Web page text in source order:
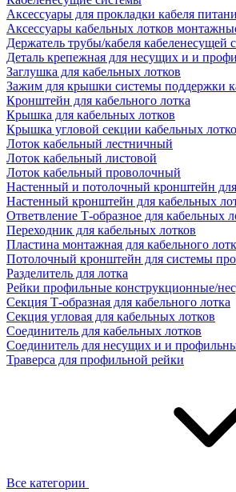
Аксессуары для прокладки кабеля
Аксессуары кабельных лотков
Держатель трубы/кабеля кабеленесущей
Деталь крепежная для несущих и и
Заглушка для кабельных лотков
Зажим для крышки системы поддержки
Кронштейн для кабельного лотка
Крышка для кабельных лотков
Крышка угловой секции кабельных
Лоток кабельный лестничный
Лоток кабельный листовой
Лоток кабельный проволочный
Настенный и потолочный кронштейн для
Настенный кронштейн для кабельных
Ответвление Т-образное для кабельных
Переходник для кабельных лотков
Пластина монтажная для кабельного
Потолочный кронштейн для системы
Разделитель для лотка
Рейки профильные конструкционные/
Секция Т-образная для кабельного лотка
Секция угловая для кабельных лотков
Соединитель для кабельных лотков
Соединитель для несущих и и
Траверса для профильной рейки
Все категории